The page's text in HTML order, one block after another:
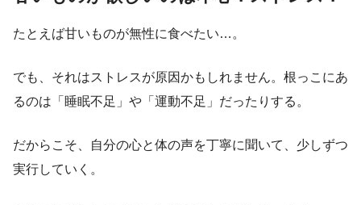
たとえば甘いものが無性に食べたい…。
でも、それはストレスが原因かもしれません。根っこにあ
るのは「睡眠不足」や「運動不足」だったりする。
だからこそ、自分の心と体の声を丁寧に聞いて、少しずつ
実行していく。